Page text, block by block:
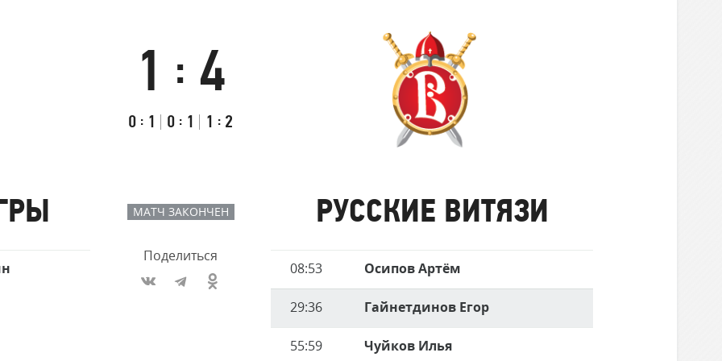
встречи
Итоговый
1 : 4
таймам
Первый
0 : 1
Второй
0 : 1
Третий
1 : 2
Русские
Витязи
МАТЧ ЗАКОНЧЕН
Поделиться
РУССКИЕ ВИТЯЗИ
Время
Имя
08:53 Осипов Артём
29:36 Гайнетдинов Егор
55:59 Чуйков Илья